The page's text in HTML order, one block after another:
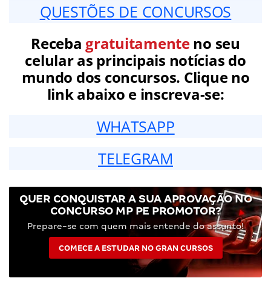
QUESTÕES DE CONCURSOS
Receba gratuitamenteno seu
celular as principais notícias do
mundo dos concursos. Clique no
link abaixo e inscreva-se:
WHATSAPP
TELEGRAM
QUER CONQUISTAR A SUA APROVAÇÃO NO
CONCURSO MP PE PROMOTOR?
Prepare-se com quem mais entende do assunto!
COMECE A ESTUDAR NO GRAN CURSOS